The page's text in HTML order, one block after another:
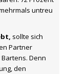
untreu
sollte sich
Partner
Denn
den